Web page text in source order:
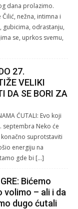
dana prolazimo.
nežna, intimna i
odrastanju,
se, uprkos svemu,
27.
VELIKI
DA SE BORI ZA
ĆUTALI: Evo koji
septembra Neko će
suprotstaviti
energiju na
gde bi […]
Bićemo
volimo – ali i da
dugo ćutali